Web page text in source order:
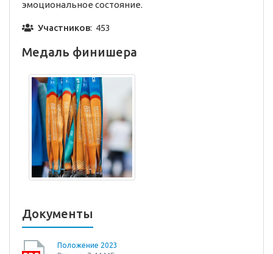
эмоциональное состояние.
Участников: 453
Медаль финишера
Документы
Положение 2023